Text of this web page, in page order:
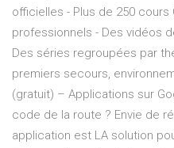
officielles - Plus de 250 cours
professionnels - Des vidéos
Des séries regroupées par
premiers secours,
(gratuit) – Applications sur
code de la route ? Envie de
application est LA solution